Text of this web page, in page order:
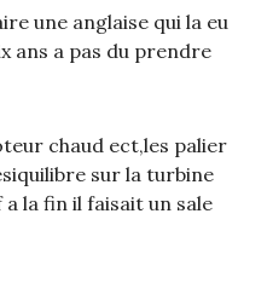
une anglaise qui la eu
ans a pas du prendre
chaud ect,les palier
sur la turbine
la fin il faisait un sale